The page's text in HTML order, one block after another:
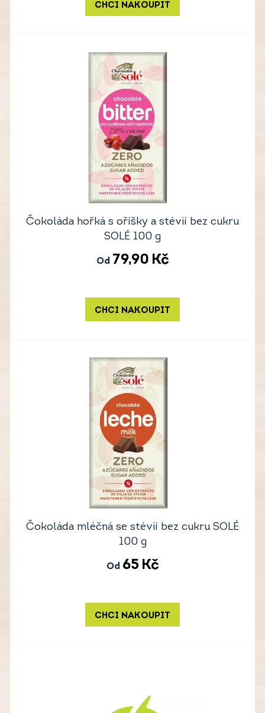
CHCI NAKOUPIT
Čokoláda hořká s oříšky a stévií bez cukru
SOLÉ 100 g
Od 79,90 Kč
CHCI NAKOUPIT
Čokoláda mléčná se stévií bez cukru SOLÉ
100 g
Od 65 Kč
CHCI NAKOUPIT